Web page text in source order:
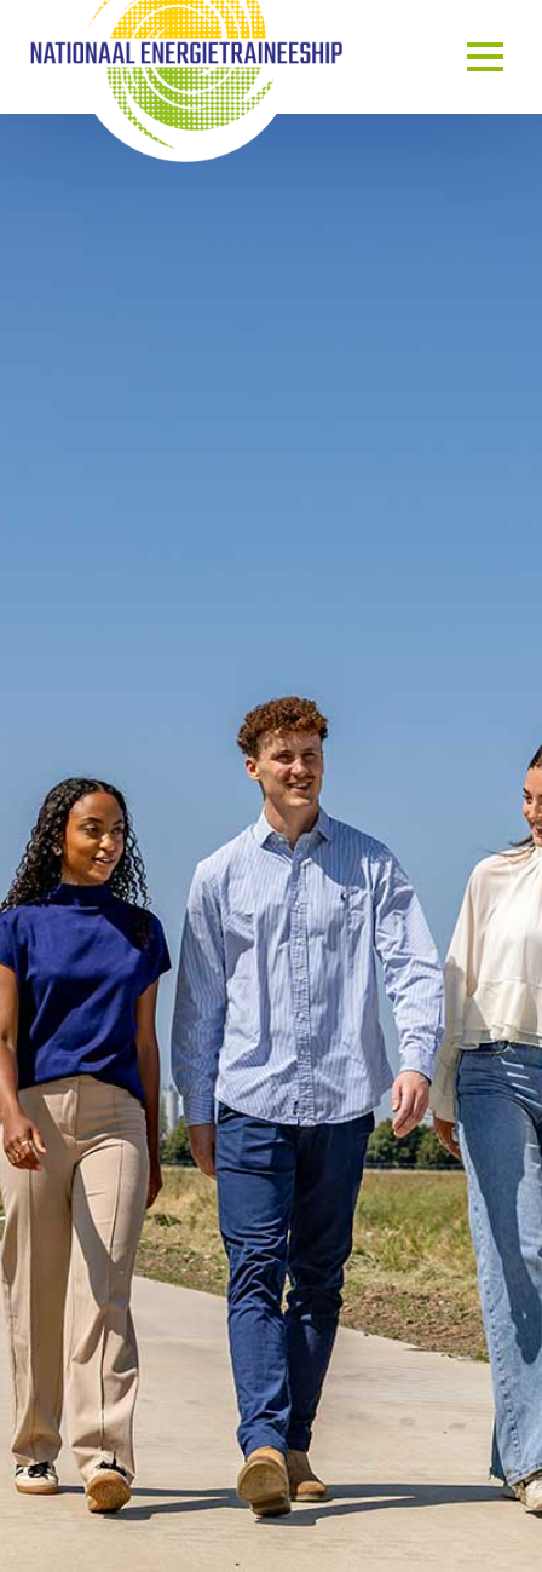
PROGRAMMA INHOUD
SELECTIEPROCEDURE
JOUW TOEKOMST
INSCHRIJVEN
ONZE TRAINEES
ONZE ALUMNI
VACATURES
ORGANISATIES
UW VERHAAL
DE MEERWAARDE
KETENAANPAK